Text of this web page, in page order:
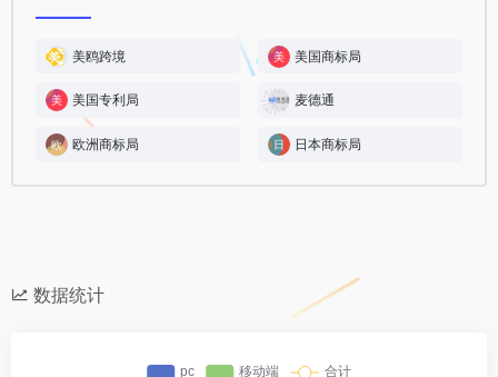
美鸥跨境 美国商标局
美国专利局 麦德通
欧洲商标局 日本商标局
数据统计